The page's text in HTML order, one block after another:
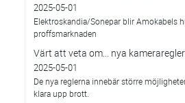
2025-05-01
Elektroskandia/Sonepar blir Amokabels
proffsmarknaden
Värt att veta om... nya kameraregler
2025-05-01
De nya reglerna innebär större
klara upp brott.